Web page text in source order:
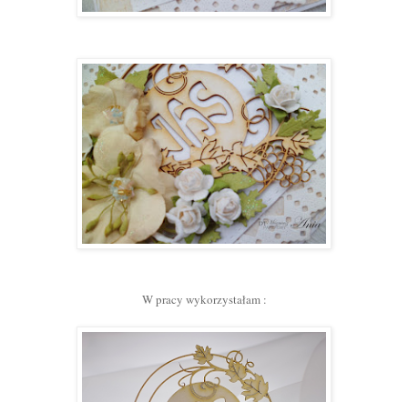
W pracy wykorzystałam :